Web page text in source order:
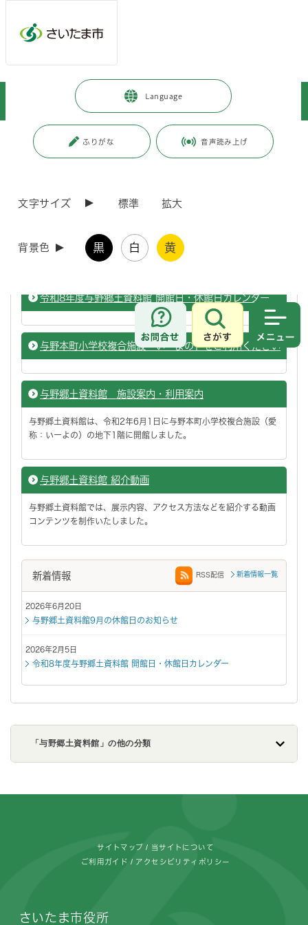
Language
ふりがな 音声読み上げ
文字サイズ 標準 拡大
背景色 黒 白 黄
お問合せ
さがす
観光・スポーツ・文化 > 文化・芸術
> 施設案内・利用案内
ページ番号：J005673
与野郷土資料館の9月の休館日をお知らせします。
令和8年度与野郷土資料館 開館日・休館日カレンダー
与野本町小学校複合施設「いーよの」をご利用ください
与野郷土資料館 施設案内・利用案内
与野郷土資料館は、令和2年6月1日に与野本町小学校複合施設（愛
称：いーよの）の地下1階に開館しました。
与野郷土資料館 紹介動画
与野郷土資料館では、展示内容、アクセス方法などを紹介する動画
コンテンツを制作いたしました。
新着情報 新着情報一覧
RSS配信
2026年6月20日
与野郷土資料館9月の休館日のお知らせ
2026年2月5日
令和8年度与野郷土資料館 開館日・休館日カレンダー
「与野郷土資料館」の他の分類
サイトマップ 当サイトについて
ご利用ガイド アクセシビリティポリシー
さいたま市役所